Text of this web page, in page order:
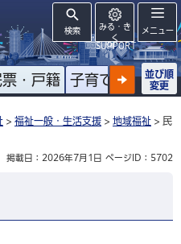
検索
みる・き
く
SUPPORT
メニュー
・戸籍 子育て 高齢者
並び順
変更
> 福祉一般・生活支援 > 地域福祉 > 民
掲載日：2026年7月1日 ページID：5702